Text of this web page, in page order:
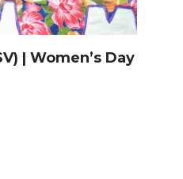
| Women’s Day